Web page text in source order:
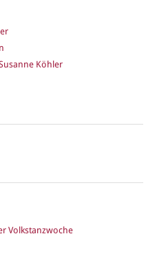
Köhler
Volkstanzwoche